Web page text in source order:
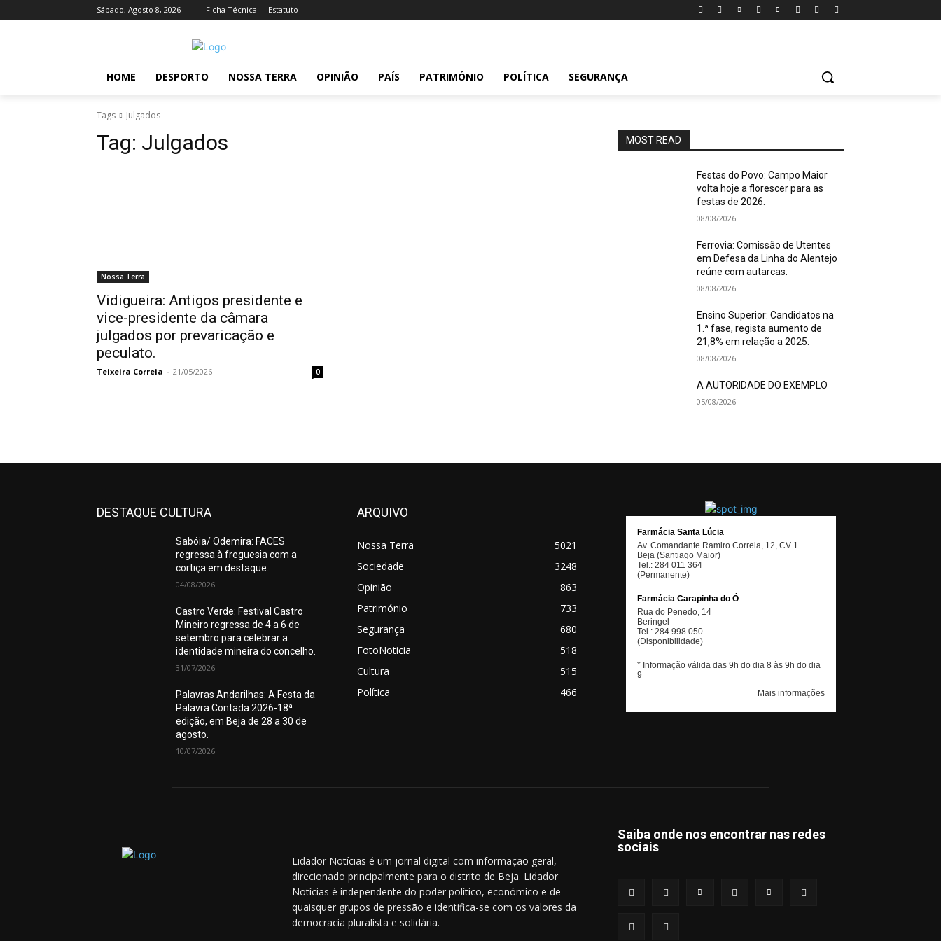
Sábado, Agosto 8, 2026 Ficha Técnica Estatuto
HOME DESPORTO NOSSA TERRA OPINIÃO PAÍS PATRIMÓNIO POLÍTICA SEGURANÇA
Tags Julgados
Tag: Julgados
Nossa Terra
Vidigueira: Antigos presidente e
vice-presidente da câmara
julgados por prevaricação e
peculato.
Teixeira Correia - 21/05/2026 0
MOST READ
Festas do Povo: Campo Maior
volta hoje a florescer para as
festas de 2026.
08/08/2026
Ferrovia: Comissão de Utentes
em Defesa da Linha do Alentejo
reúne com autarcas.
08/08/2026
Ensino Superior: Candidatos na
1.ª fase, regista aumento de
21,8% em relação a 2025.
08/08/2026
A AUTORIDADE DO EXEMPLO
05/08/2026
DESTAQUE CULTURA
Sabóia/ Odemira: FACES
regressa à freguesia com a
cortiça em destaque.
04/08/2026
Castro Verde: Festival Castro
Mineiro regressa de 4 a 6 de
setembro para celebrar a
identidade mineira do concelho.
31/07/2026
Palavras Andarilhas: A Festa da
Palavra Contada 2026-18ª
edição, em Beja de 28 a 30 de
agosto.
10/07/2026
ARQUIVO
Nossa Terra
5021
Sociedade
3248
Opinião
863
Património
733
Segurança
680
FotoNoticia
518
Cultura
515
Política
466
Lidador Notícias é um jornal digital com informação geral,
direcionado principalmente para o distrito de Beja. Lidador
Notícias é independente do poder político, económico e de
quaisquer grupos de pressão e identifica-se com os valores da
democracia pluralista e solidária.
Saiba onde nos encontrar nas redes
sociais